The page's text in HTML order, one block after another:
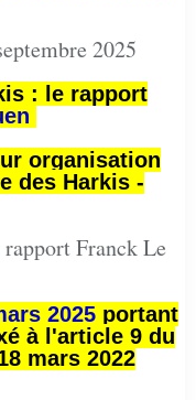
2025
: le rapport
organisation
des Harkis -
Franck Le
2025portant
à l'article 9 du
mars 2022